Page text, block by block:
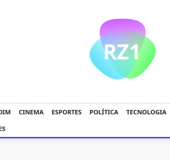
CINEMA ESPORTES POLÍTICA TECNOLOGIA